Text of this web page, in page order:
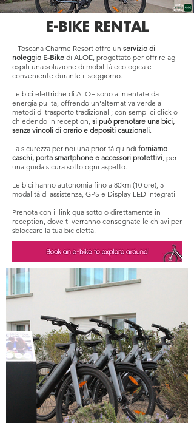
E-BIKE RENTAL
Il Toscana Charme Resort offre un servizio di
noleggio E-Bike di ALOE, progettato per offrire agli
ospiti una soluzione di mobilità ecologica e
conveniente durante il soggiorno.
Le bici elettriche di ALOE sono alimentate da
energia pulita, offrendo un'alternativa verde ai
metodi di trasporto tradizionali; con semplici click o
chiedendo in reception, si può prenotare una bici,
senza vincoli di orario e depositi cauzionali.
La sicurezza per noi una priorità quindi forniamo
caschi, porta smartphone e accessori protettivi, per
una guida sicura sotto ogni aspetto.
Le bici hanno autonomia fino a 80km (10 ore), 5
modalità di assistenza, GPS e Display LED integrati
Prenota con il link qua sotto o direttamente in
reception, dove ti verranno consegnate le chiavi per
sbloccare la tua bicicletta.